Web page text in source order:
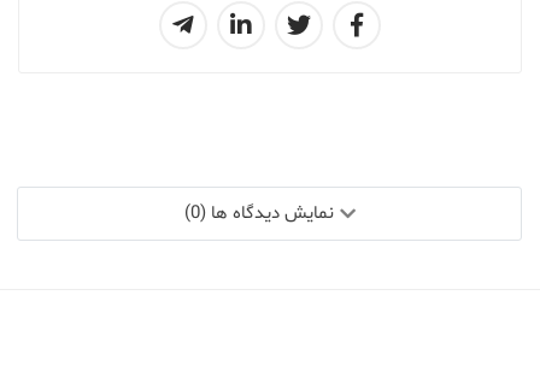
نمایش دیدگاه ها (0)